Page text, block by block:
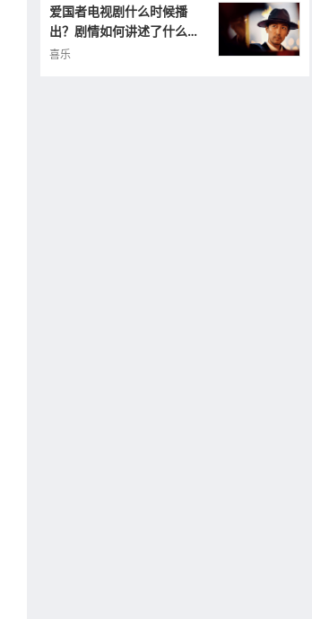
爱国者电视剧什么时候播
出？剧情如何讲述了什么样
的故事？
喜乐